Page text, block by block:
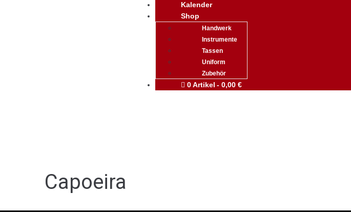
Kalender
Shop
Handwerk
Instrumente
Tassen
Uniform
Zubehör
0 Artikel 0,00 €
Capoeira